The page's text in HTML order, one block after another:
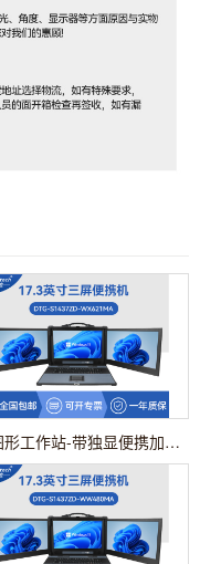
移动图形工作站-带独显便携加固机|DTG-S1437ZD-WX621MA